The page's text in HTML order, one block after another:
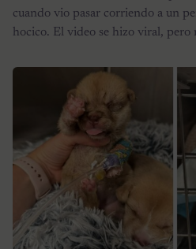
cuando vio pasar corriendo a un
hocico. El video se hizo viral, pero